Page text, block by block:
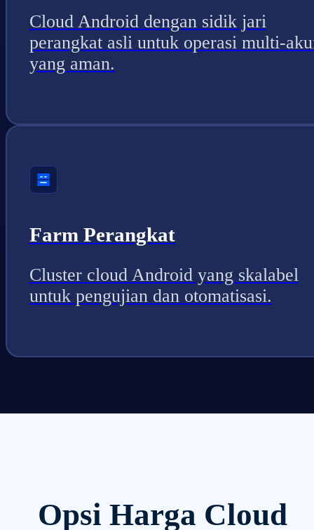
Cloud Android dengan sidik jari
perangkat asli untuk operasi multi-
yang aman.
Farm Perangkat
Cluster cloud Android yang skalabel
untuk pengujian dan otomatisasi.
Opsi Harga Cloud